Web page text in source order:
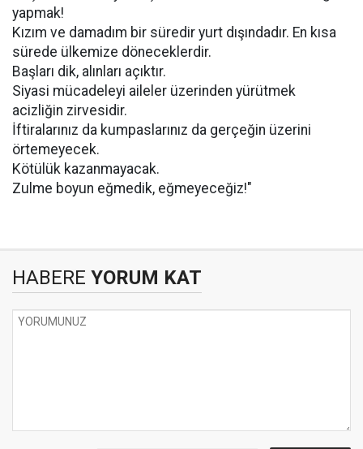
yapmak!
Kızım ve damadım bir süredir yurt dışındadır. En kısa
sürede ülkemize döneceklerdir.
Başları dik, alınları açıktır.
Siyasi mücadeleyi aileler üzerinden yürütmek
acizliğin zirvesidir.
İftiralarınız da kumpaslarınız da gerçeğin üzerini
örtemeyecek.
Kötülük kazanmayacak.
Zulme boyun eğmedik, eğmeyeceğiz!"
HABERE YORUM KAT